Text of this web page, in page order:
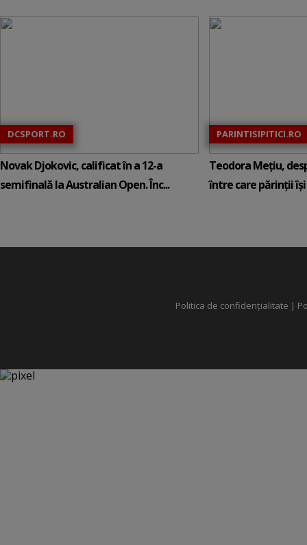
DCSPORT.RO
Novak Djokovic, calificat în a 12-a
semifinală la Australian Open. Înc...
PARINTISIPITICI.RO
Teodora Mețiu,
între care părinții își
Politica de confidențialitate |